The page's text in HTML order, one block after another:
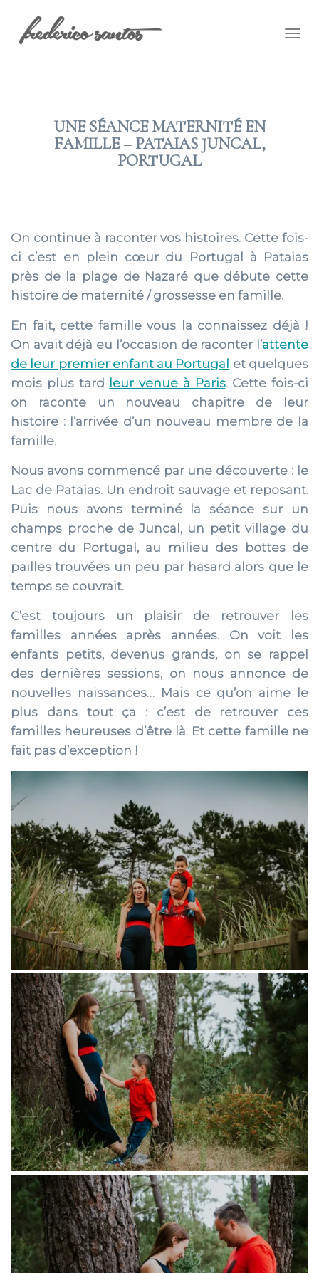
UNE SÉANCE MATERNITÉ EN
FAMILLE – PATAIAS JUNCAL,
PORTUGAL
On continue à raconter vos histoires. Cette fois-
ci c’est en plein cœur du Portugal à Pataias
près de la plage de Nazaré que débute cette
histoire de maternité / grossesse en famille.
En fait, cette famille vous la connaissez déjà !
On avait déjà eu l’occasion de raconter l’attente
de leur premier enfant au Portugal et quelques
mois plus tard
leur venue à Paris. Cette fois-ci
on raconte un nouveau chapitre de leur
histoire : l’arrivée d’un nouveau membre de la
famille.
Nous avons commencé par une découverte : le
Lac de Pataias. Un endroit sauvage et reposant.
Puis nous avons terminé la séance sur un
champs proche de Juncal, un petit village du
centre du Portugal, au milieu des bottes de
pailles trouvées un peu par hasard alors que le
temps se couvrait.
C’est toujours un plaisir de retrouver les
familles années après années. On voit les
enfants petits, devenus grands, on se rappel
des dernières sessions, on nous annonce de
nouvelles naissances… Mais ce qu’on aime le
plus dans tout ça : c’est de retrouver ces
familles heureuses d’être là. Et cette famille ne
fait pas d’exception !